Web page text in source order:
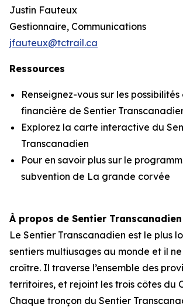
Justin Fauteux
Gestionnaire, Communications
jfauteux@tctrail.ca
Ressources
Renseignez-vous sur les possibilités
financière de Sentier
Explorez la carte interactive du
Transcanadien
Pour en savoir plus sur le
subvention de La grande corvée
À propos de Sentier Transcanadien
Le Sentier Transcanadien est le plus
sentiers multiusages au monde et il
croître. Il traverse l’ensemble des
territoires, et rejoint les trois côtes du
Chaque tronçon du Sentier